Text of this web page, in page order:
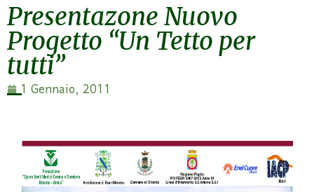
Presentazone Nuovo
Progetto “Un Tetto per
tutti”
1 Gennaio, 2011